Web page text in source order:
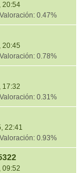
20:54
Valoración: 0.47%
20:45
Valoración: 0.78%
17:32
Valoración: 0.31%
22:41
Valoración: 0.93%
09:52